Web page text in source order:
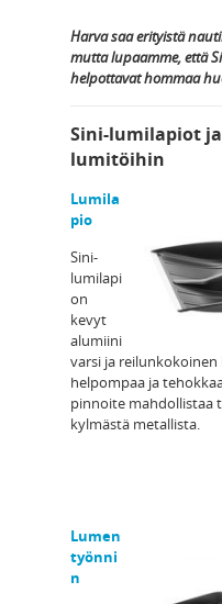
Harva saa erityistä
mutta lupaamme, että
helpottavat hommaa
Sini-lumilapiot
lumitöihin
Lumila
pio
Sini-
lumilapi
on
kevyt
alumiini
varsi ja
helpompaa ja
pinnoite mahdollistaa
kylmästä metallista.
Lumen
työnni
n